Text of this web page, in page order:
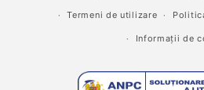
Termeni de utilizare
Informații de